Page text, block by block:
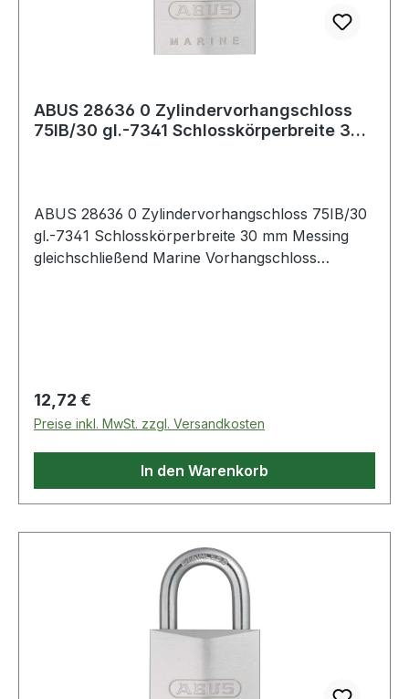
ABUS 28636 0 Zylindervorhangschloss
75IB/30 gl.-7341 Schlosskörperbreite 30
ABUS 28636 0 Zylindervorhangschloss 75IB/30
gl.-7341 Schlosskörperbreite 30 mm Messing
gleichschließend Marine Vorhangschloss
Regulärer Preis:
12,72 €
Preise inkl. MwSt. zzgl. Versandkosten
In den Warenkorb